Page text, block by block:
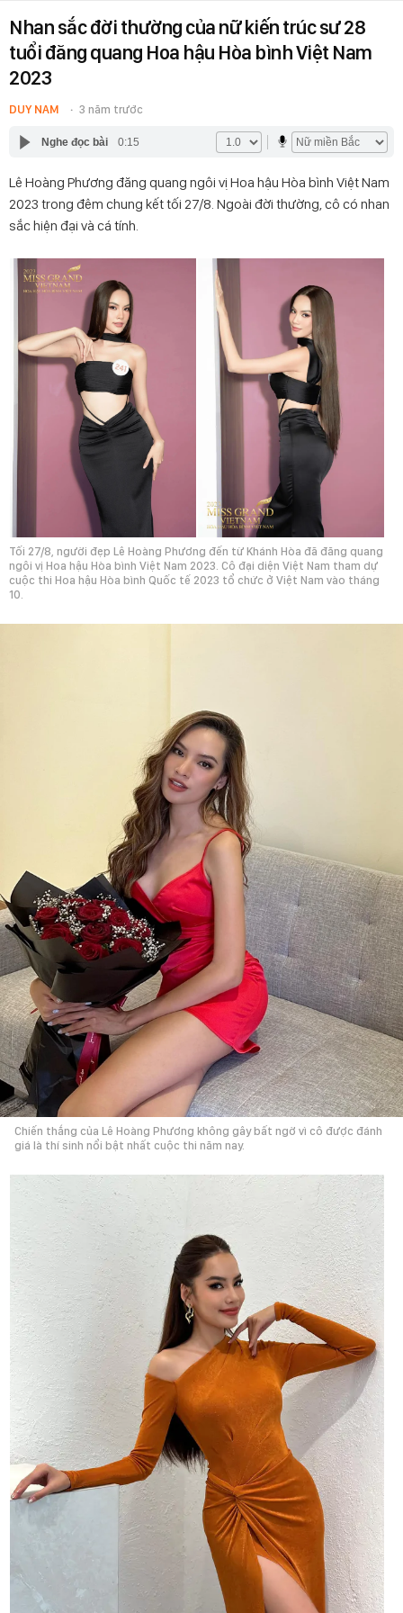
Nhan sắc đời thường của nữ kiến trúc sư 28
tuổi đăng quang Hoa hậu Hòa bình Việt Nam
2023
DUY NAM 3 năm trước
Nghe đọc bài 0:15
Lê Hoàng Phương đăng quang ngôi vị Hoa hậu Hòa bình Việt Nam
2023 trong đêm chung kết tối 27/8. Ngoài đời thường, cô có nhan
sắc hiện đại và cá tính.
Tối 27/8, người đẹp Lê Hoàng Phương đến từ Khánh Hòa đã đăng quang
ngôi vị Hoa hậu Hòa bình Việt Nam 2023. Cô đại diện Việt Nam tham dự
cuộc thi Hoa hậu Hòa bình Quốc tế 2023 tổ chức ở Việt Nam vào tháng
10.
Chiến thắng của Lê Hoàng Phương không gây bất ngờ vì cô được đánh
giá là thí sinh nổi bật nhất cuộc thi năm nay.